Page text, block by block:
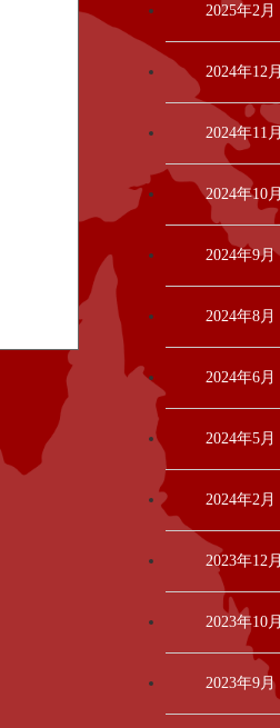
2025年2月
2024年12月
2024年11月
2024年10月
2024年9月
2024年8月
2024年6月
2024年5月
2024年2月
2023年12月
2023年10月
2023年9月